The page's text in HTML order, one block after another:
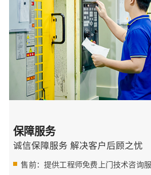
保障服务
诚信保障服务 解决客户后顾之忧
售前：提供工程师免费上门技术咨询